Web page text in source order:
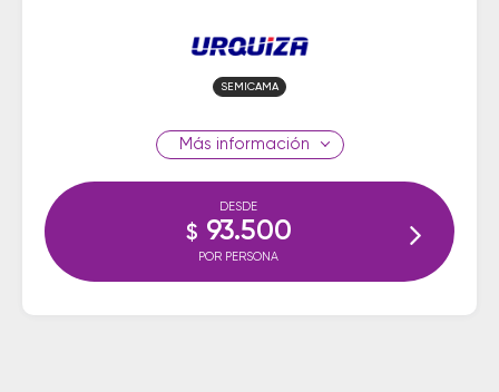
SEMICAMA
información
DESDE
$ 93.500
POR PERSONA